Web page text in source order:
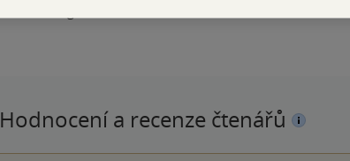
Hodnocení a recenze čtenářů